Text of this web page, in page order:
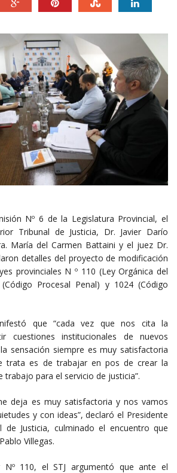
Nº 6 de la Legislatura Provincial, el
Tribunal de Justicia, Dr. Javier Darío
María del Carmen Battaini y el juez Dr.
detalles del proyecto de modificación
provinciales N º 110 (Ley Orgánica del
Procesal Penal) y 1024 (Código
que “cada vez que nos cita la
cuestiones institucionales de nuevos
sensación siempre es muy satisfactoria
trata es de trabajar en pos de crear la
para el servicio de justicia”.
deja es muy satisfactoria y nos vamos
y con ideas”, declaró el Presidente
de Justicia, culminado el encuentro que
Villegas.
Nº 110, el STJ argumentó que ante el